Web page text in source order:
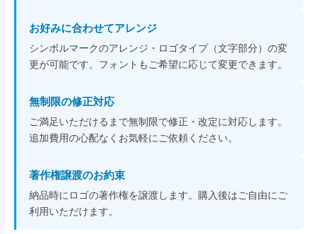
お好みに合わせてアレンジ
シンボルマークのアレンジ・ロゴタイプ（文字部分）の変
更が可能です。フォントもご希望に応じて変更できます。
無制限の修正対応
ご満足いただけるまで無制限で修正・改定に対応します。
追加費用の心配なくお気軽にご依頼ください。
著作権譲渡のお約束
納品時にロゴの著作権を譲渡します。購入後はご自由にご
利用いただけます。